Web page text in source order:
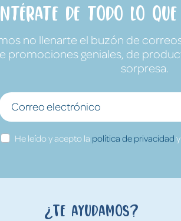
de todo lo que
no llenarte el buzón de
promociones geniales, de
sorpresa.
He leído y acepto la política de privacidad
¿Te ayudamos?